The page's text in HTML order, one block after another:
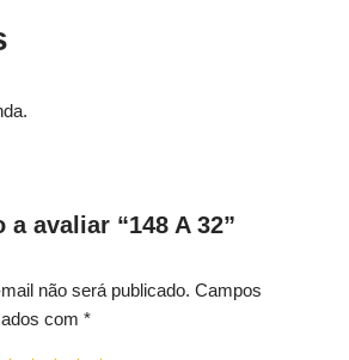
avaliar “148 A 32”
não será publicado. Campos
com *